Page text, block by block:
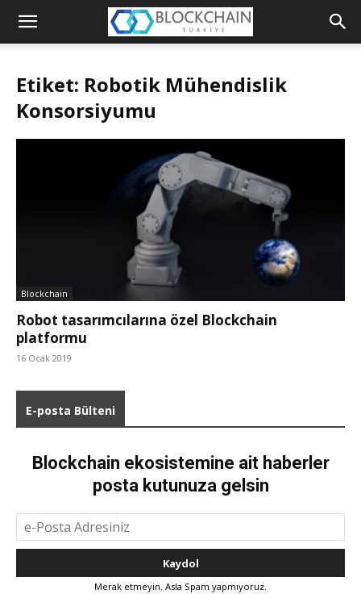
Blockchain
Etiket: Robotik Mühendislik
Konsorsiyumu
Blockchain
Robot tasarımcılarına özel Blockchain
platformu
16 Ocak 2019
E-posta Bülteni
Blockchain ekosistemine ait haberler
posta kutunuza gelsin
Merak etmeyin. Asla Spam yapmıyoruz.